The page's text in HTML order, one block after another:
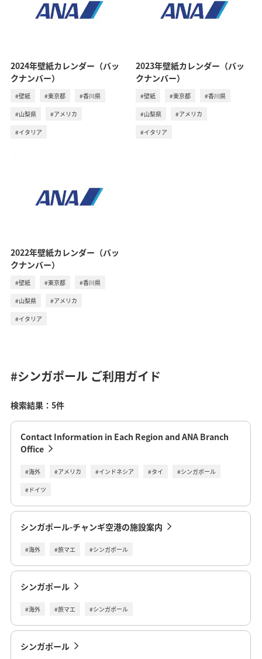
2024年壁紙カレンダー（バッ
クナンバー）
#壁紙 #東京都 #香川県
#山梨県 #アメリカ
#イタリア
2023年壁紙カレンダー（バッ
クナンバー）
#壁紙 #東京都 #香川県
#山梨県 #アメリカ
#イタリア
2022年壁紙カレンダー（バッ
クナンバー）
#壁紙 #東京都 #香川県
#山梨県 #アメリカ
#イタリア
#シンガポールご利用ガイド
検索結果：5件
Contact Information in Each Region and ANA Branch
Office
#海外 #アメリカ #インドネシア #タイ #シンガポール
#ドイツ
シンガポール-チャンギ空港の施設案内
#海外 #旅マエ #シンガポール
シンガポール
#海外 #旅マエ #シンガポール
シンガポール